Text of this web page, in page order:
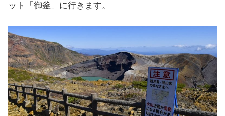
ット「御釜」に行きます。